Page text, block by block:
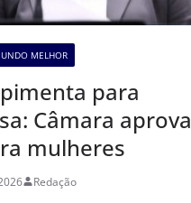
MELHOR
para
Câmara aprova
mulheres
Redação